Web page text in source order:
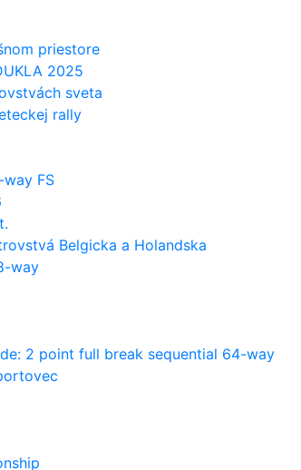
priestore
2025
sveta
rally
FS
Belgicka a Holandska
way
2 point full break sequential 64-way